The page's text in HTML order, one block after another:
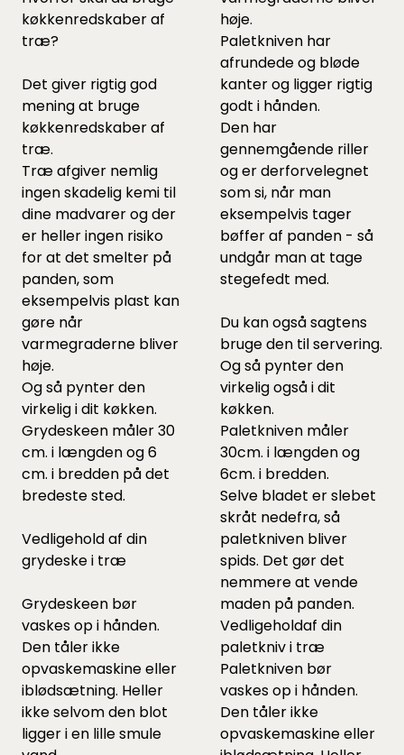
køkkenredskaber af
træ?
Det giver rigtig god
mening at bruge
køkkenredskaber af
træ.
Træ afgiver nemlig
ingen skadelig kemi til
dine madvarer og der
er heller ingen risiko
for at det smelter på
panden, som
eksempelvis plast kan
gøre når
varmegraderne bliver
høje.
Og så pynter den
virkelig i dit køkken.
Grydeskeen måler 30
cm. i længden og 6
cm. i bredden på det
bredeste sted.
Vedligehold af din
grydeske i træ
Grydeskeen bør
vaskes op i hånden.
Den tåler ikke
opvaskemaskine eller
iblødsætning. Heller
ikke selvom den blot
ligger i en lille smule
høje.
Paletkniven har
afrundede og bløde
kanter og ligger rigtig
godt i hånden.
Den har
gennemgående riller
og er derforvelegnet
som si, når man
eksempelvis tager
bøffer af panden - så
undgår man at tage
stegefedt med.
Du kan også sagtens
bruge den til servering.
Og så pynter den
virkelig også i dit
køkken.
Paletkniven måler
30cm. i længden og
6cm. i bredden.
Selve bladet er slebet
skråt nedefra, så
paletkniven bliver
spids. Det gør det
nemmere at vende
maden på panden.
Vedligeholdaf din
paletkniv i træ
Paletkniven bør
vaskes op i hånden.
Den tåler ikke
opvaskemaskine eller